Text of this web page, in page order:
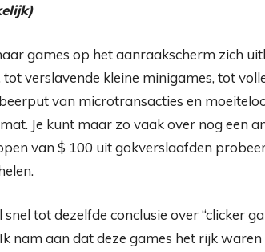
games op het aanraakscherm zich
tot verslavende kleine minigames, tot
van microtransacties en
Je kunt maar zo vaak over nog een
van $ 100 uit gokverslaafden
tot dezelfde conclusie over “clicker
nam aan dat deze games het rijk